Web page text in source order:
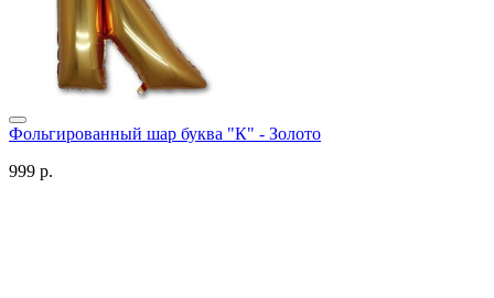
Фольгированный шар буква "К" - Золото
999 р.